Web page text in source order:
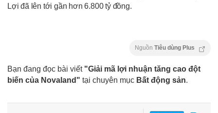
Lợi đã lên tới gần hơn 6.800 tỷ đồng.
Nguồn Tiêu dùng Plus
Bạn đang đọc bài viết "Giải mã lợi nhuận tăng cao đột
biến của Novaland" tại chuyên mục Bất động sản.